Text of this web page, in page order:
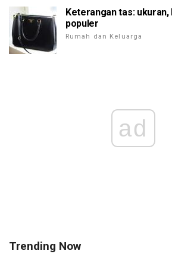
Keterangan tas: ukuran,
populer
Rumah dan Keluarga
ad
Trending Now